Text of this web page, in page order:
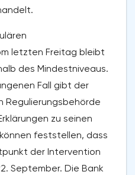
letzten Freitag bleibt
des Mindestniveaus.
Fall gibt der
Regulierungsbehörde
zu seinen
feststellen, dass
der Intervention
September. Die Bank